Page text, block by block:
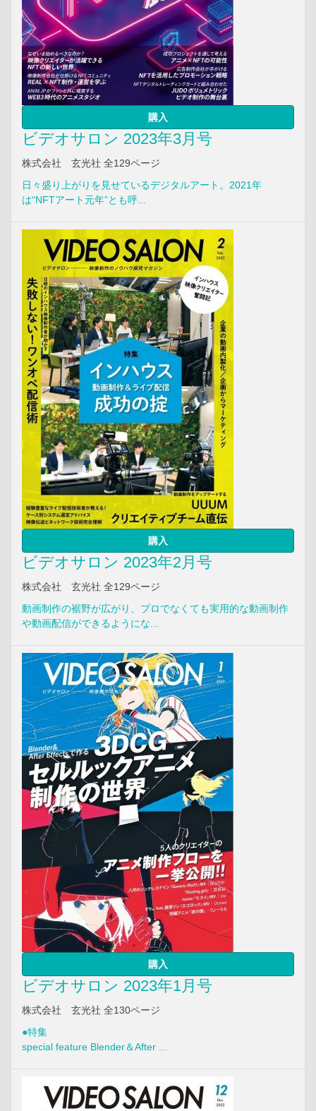
購入
ビデオサロン 2023年3月号
株式会社 玄光社 全129ページ
日々盛り上がりを見せているデジタルアート。2021年
は“NFTアート元年”とも呼...
購入
ビデオサロン 2023年2月号
株式会社 玄光社 全129ページ
動画制作の裾野が広がり、プロでなくても実用的な動画制作
や動画配信ができるようにな...
購入
ビデオサロン 2023年1月号
株式会社 玄光社 全130ページ
●特集
special feature Blender＆After ...